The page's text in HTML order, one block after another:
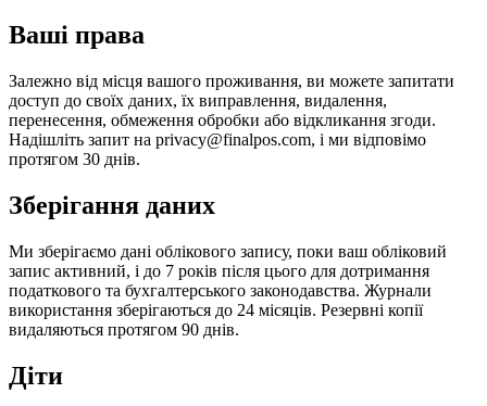
Ваші права
Залежно від місця вашого проживання, ви можете запитати
доступ до своїх даних, їх виправлення, видалення,
перенесення, обмеження обробки або відкликання згоди.
Надішліть запит на privacy@finalpos.com, і ми відповімо
протягом 30 днів.
Зберігання даних
Ми зберігаємо дані облікового запису, поки ваш обліковий
запис активний, і до 7 років після цього для дотримання
податкового та бухгалтерського законодавства. Журнали
використання зберігаються до 24 місяців. Резервні копії
видаляються протягом 90 днів.
Діти